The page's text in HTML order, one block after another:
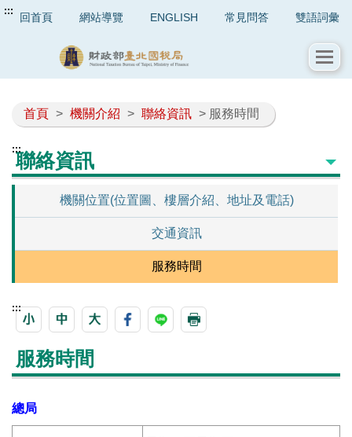
::: 回首頁 網站導覽 ENGLISH 常見問答 雙語詞彙
首頁 > 機關介紹 > 聯絡資訊 > 服務時間
:::聯絡資訊
機關位置(位置圖、樓層介紹、地址及電話)
交通資訊
服務時間
:::
服務時間
總局